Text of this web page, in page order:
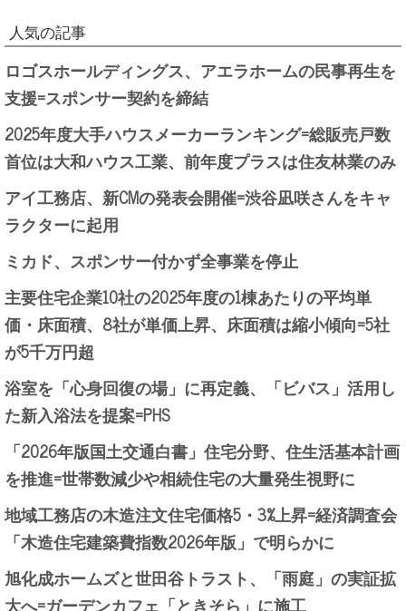
人気の記事
ロゴスホールディングス、アエラホームの民事再生を
支援=スポンサー契約を締結
2025年度大手ハウスメーカーランキング=総販売戸数
首位は大和ハウス工業、前年度プラスは住友林業のみ
アイ工務店、新CMの発表会開催=渋谷凪咲さんをキャ
ラクターに起用
ミカド、スポンサー付かず全事業を停止
主要住宅企業10社の2025年度の1棟あたりの平均単
価・床面積、8社が単価上昇、床面積は縮小傾向=5社
が5千万円超
浴室を「心身回復の場」に再定義、「ビバス」活用し
た新入浴法を提案=PHS
「2026年版国土交通白書」住宅分野、住生活基本計画
を推進=世帯数減少や相続住宅の大量発生視野に
地域工務店の木造注文住宅価格5・3%上昇=経済調査会
「木造住宅建築費指数2026年版」で明らかに
旭化成ホームズと世田谷トラスト、「雨庭」の実証拡
大へ=ガーデンカフェ「ときそら」に施工